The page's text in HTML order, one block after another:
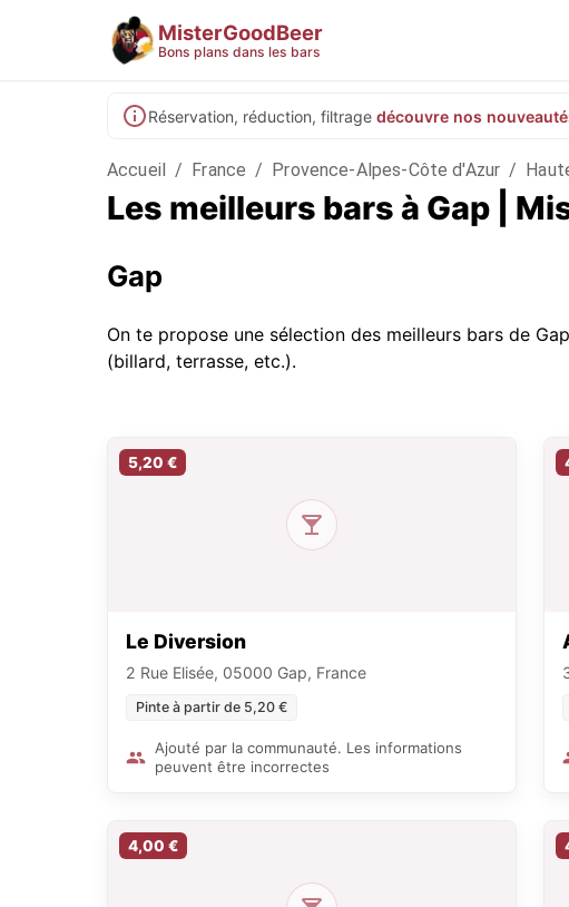
MisterGoodBeer
Bons plans dans les bars
Réservation, réduction, filtrage découvre nos
Accueil / France / Provence-Alpes-Côte d'Azur /
Les meilleurs bars à Gap |
Gap
On te propose une sélection des meilleurs bars de
(billard, terrasse, etc.).
5,20 €
Le Diversion
2 Rue Elisée, 05000 Gap, France
Pinte à partir de 5,20 €
Ajouté par la communauté. Les informations
peuvent être incorrectes
4,00 €